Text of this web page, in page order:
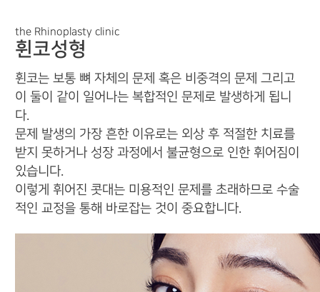
the Rhinoplasty clinic
휜코성형
휜코는 보통 뼈 자체의 문제 혹은 비중격의 문제 그리고
이 둘이 같이 일어나는 복합적인 문제로 발생하게 됩니
다.
문제 발생의 가장 흔한 이유로는 외상 후 적절한 치료를
받지 못하거나 성장 과정에서 불균형으로 인한 휘어짐이
있습니다.
이렇게 휘어진 콧대는 미용적인 문제를 초래하므로 수술
적인 교정을 통해 바로잡는 것이 중요합니다.